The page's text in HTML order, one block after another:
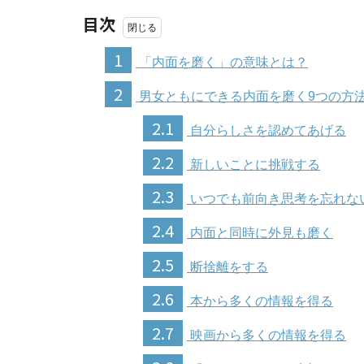
目次
1
「内面を磨く」の意味とは？
2 男女ともにできる内面を磨く9つの方
2.1 自分らしさを認めてあげる
2.2 新しいことに挑戦する
2.3 いつでも前向き思考を忘れな
2.4 内面と同時に外見も磨く
2.5 断捨離をする
2.6 本から多くの情報を得る
2.7 映画から多くの情報を得る